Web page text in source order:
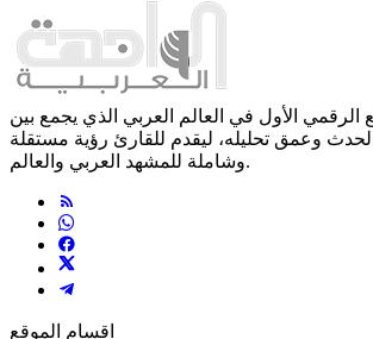
الرقمي الأول في العالم العربي الذي يجمع بين
وعمق تحليله، ليقدم للقارئ رؤية مستقلة
وشاملة للمشهد العربي والعالم.
اقسام الموقع